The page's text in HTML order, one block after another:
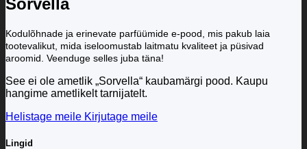
Kodulõhnade ja erinevate parfüümide e-pood, mis pakub laia
tootevalikut, mida iseloomustab laitmatu kvaliteet ja püsivad
aroomid. Veenduge selles juba täna!
See ei ole ametlik „Sorvella“ kaubamärgi pood. Kaupu
hangime ametlikelt tarnijatelt.
Helistage meile Kirjutage meile
Lingid